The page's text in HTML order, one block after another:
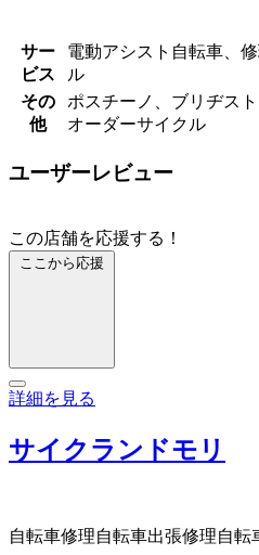
サー
ビス
電動アシスト自転車、
ル
その
他
ポスチーノ、ブリヂス
オーダーサイクル
ユーザーレビュー
この店舗を応援する！
ここから応援
詳細を見る
サイクランドモリ
自転車修理自転車出張修理自転